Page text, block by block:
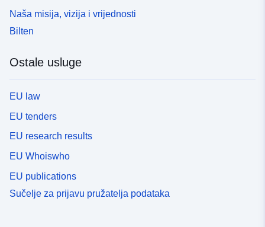
Naša misija, vizija i vrijednosti
Bilten
Ostale usluge
EU law
EU tenders
EU research results
EU Whoiswho
EU publications
Sučelje za prijavu pružatelja podataka